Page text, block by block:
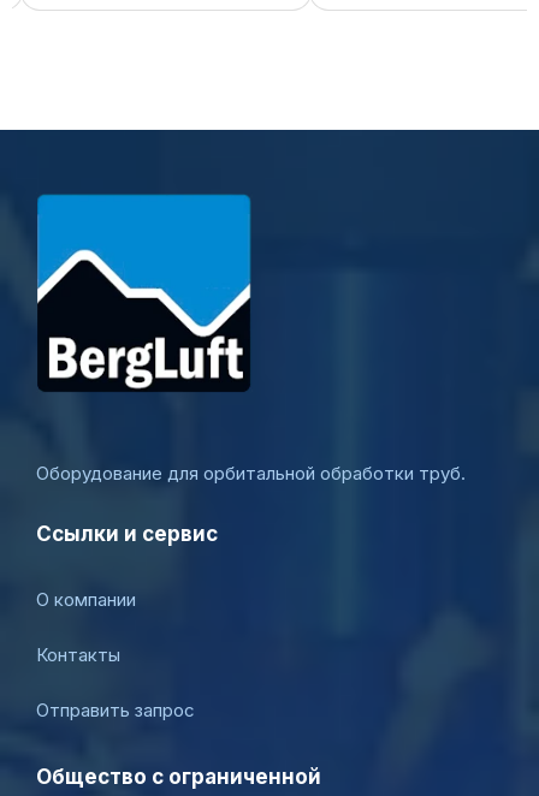
заусенцев ...
Оборудование для орбитальной обработки труб.
Ссылки и сервис
О компании
Контакты
Отправить запрос
Общество с ограниченной